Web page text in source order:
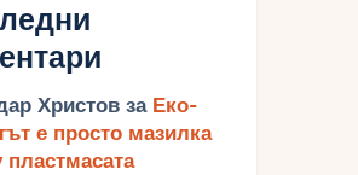
Христов за Еко-
е просто мазилка
пластмасата